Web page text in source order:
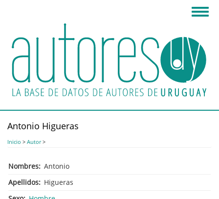
principal
Antonio Higueras
Inicio > Autor>
Nombres Antonio
Apellidos
Higueras